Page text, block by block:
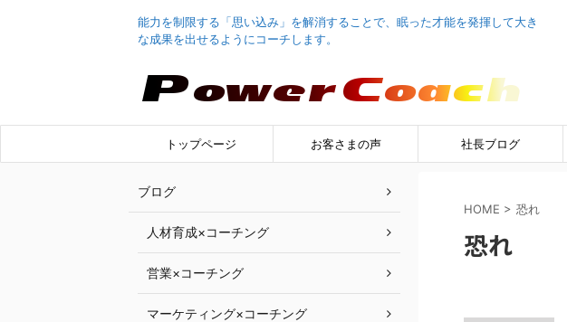
能力を制限する「思い込み」を解消することで、眠った才能を発揮して大き
な成果を出せるようにコーチします。
トップページ お客さまの声 社長ブログ
HOME > 恐れ
恐れ
ブログ
人材育成×コーチング
営業×コーチング
マーケティング×コーチング